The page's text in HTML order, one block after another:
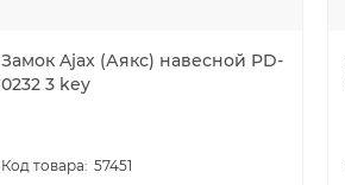
Замок Ajax (Аякс) навесной PD-
0232 3 key
57451